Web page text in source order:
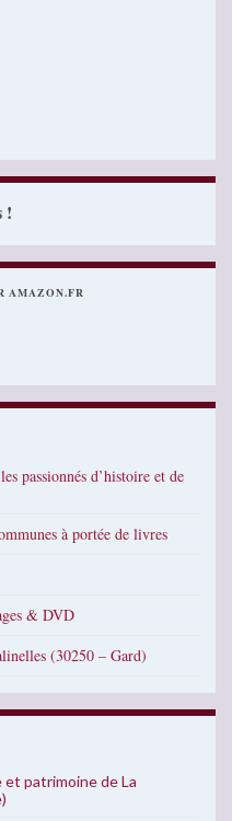
!
AMAZON.FR
passionnés d’histoire et de
à portée de livres
& DVD
(30250 – Gard)
patrimoine de La